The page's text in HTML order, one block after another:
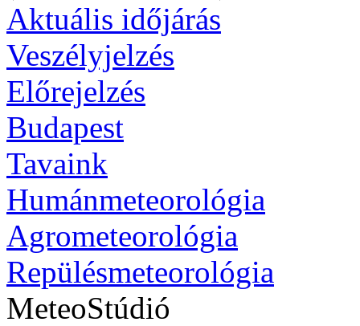
Aktuális időjárás
Veszélyjelzés
Előrejelzés
Budapest
Tavaink
Humánmeteorológia
Agrometeorológia
Repülésmeteorológia
MeteoStúdió